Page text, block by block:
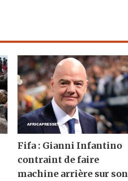
Fifa : Gianni Infantino
contraint de faire
machine arrière sur son